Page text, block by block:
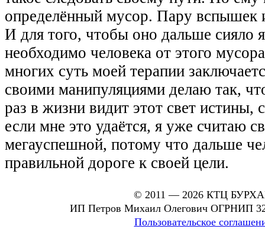
определённый мусор. Пару вспышек
И для того, чтобы оно дальше сияло
необходимо человека от этого
многих суть моей терапии
своими манипуляциями делаю так,
раз в жизни видит этот свет истины,
если мне это удаётся, я уже считаю
мегауспешной, потому что дальше
правильной дороге к своей цели.
© 2011 — 2026 КТЦ
ИП Петров Михаил Олегович ОГРНИП
Пользовательское